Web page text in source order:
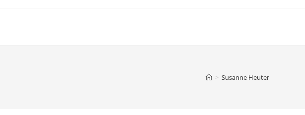
> Susanne Heuter